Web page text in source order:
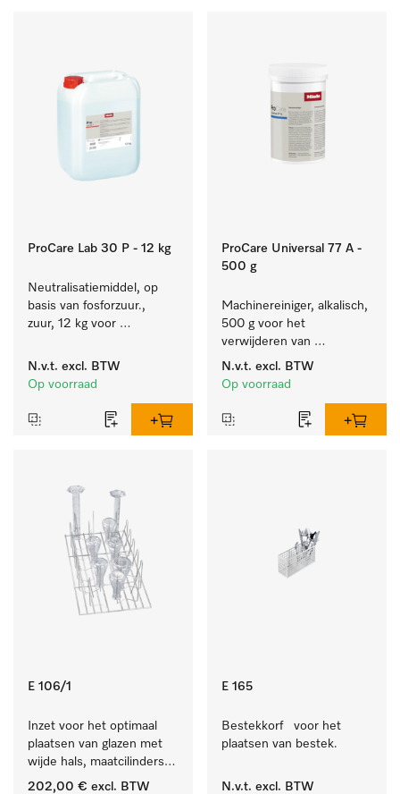
ProCare Lab 30 P - 12 kg
Neutralisatiemiddel, op
basis van fosforzuur.,
zuur, 12 kg voor
laboratoriumglaswerk en -
gerei.
N.v.t. excl. BTW
Op voorraad
ProCare Universal 77 A -
500 g
Machinereiniger, alkalisch,
500 g voor het
verwijderen van
hardnekkige
zetmeelaanslag.
N.v.t. excl. BTW
Op voorraad
E 106/1
Inzet voor het optimaal
plaatsen van glazen met
wijde hals, maatcilinders
enz.
202,00 € excl. BTW
E 165
Bestekkorf   voor het
plaatsen van bestek.
N.v.t. excl. BTW